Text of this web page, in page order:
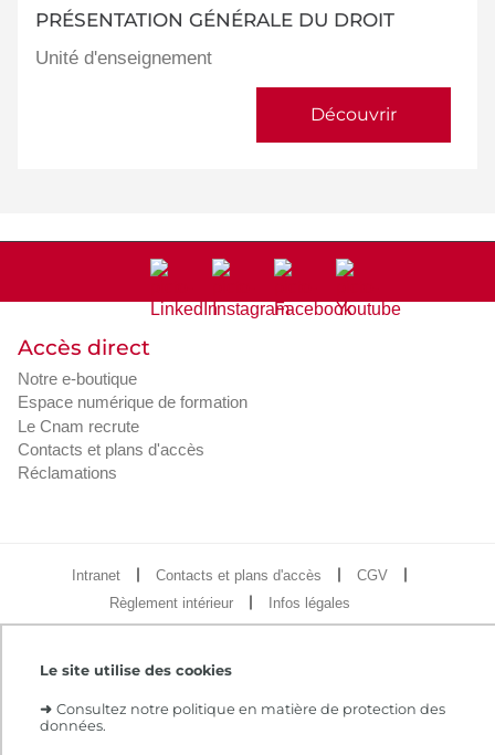
Le site utilise des cookies
➜ Consultez notre politique en matière de protection des
données.
PRÉSENTATION GÉNÉRALE DU DROIT
Unité d'enseignement
Découvrir
Accès direct
Notre e-boutique
Espace numérique de formation
Le Cnam recrute
Contacts et plans d'accès
Réclamations
Intranet Contacts et plans d'accès
CGV
Règlement intérieur
Infos légales